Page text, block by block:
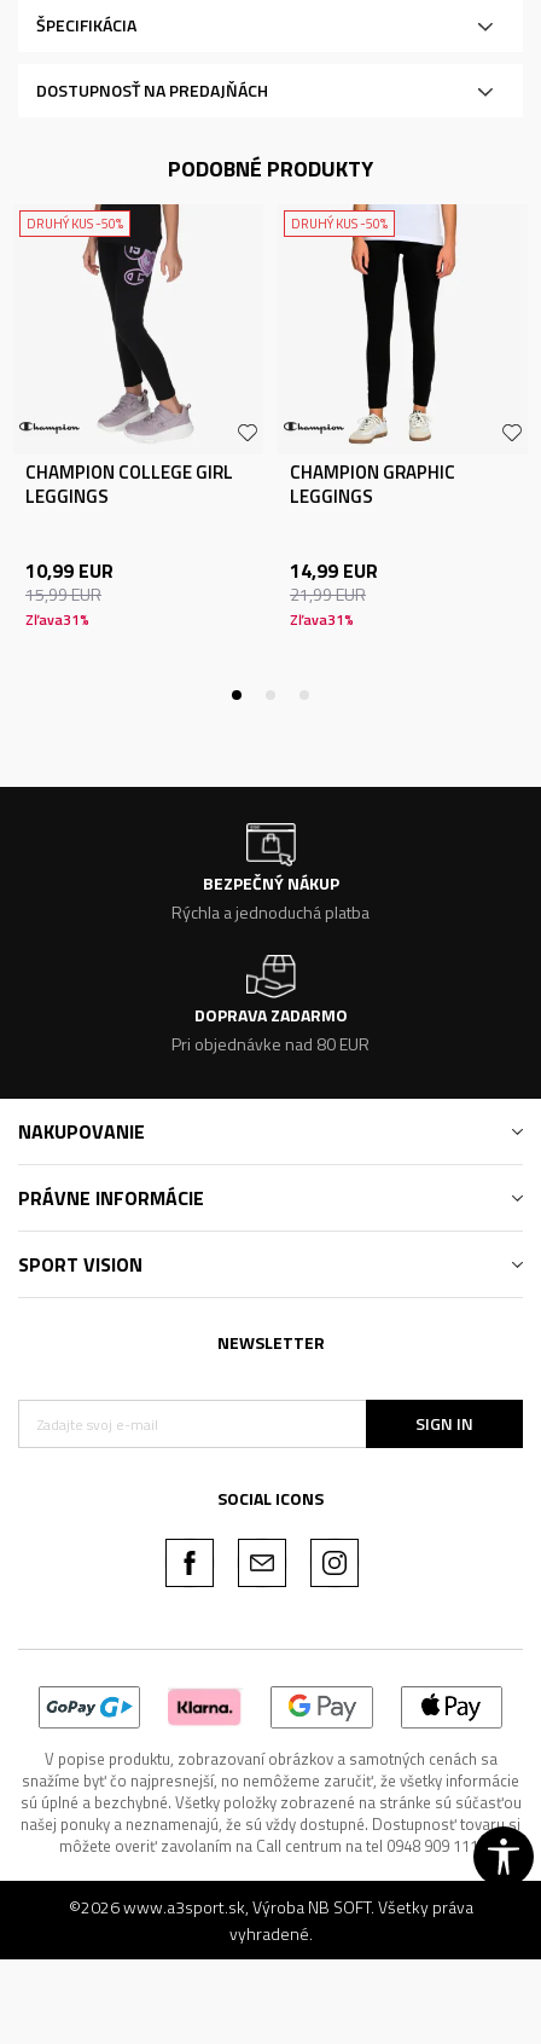
ŠPECIFIKÁCIA
DOSTUPNOSŤ NA PREDAJŇÁCH
PODOBNÉ PRODUKTY
DRUHÝ KUS -50%
CHAMPION COLLEGE GIRL
LEGGINGS
10,99 EUR
15,99EUR
Zľava31%
DRUHÝ KUS -50%
CHAMPION GRAPHIC
LEGGINGS
14,99 EUR
21,99EUR
Zľava31%
BEZPEČNÝ NÁKUP
Rýchla a jednoduchá platba
DOPRAVA ZADARMO
Pri objednávke nad 80 EUR
NAKUPOVANIE
PRÁVNE INFORMÁCIE
SPORT VISION
NEWSLETTER
SIGN IN
SOCIAL ICONS
V popise produktu, zobrazovaní obrázkov a samotných cenách sa
snažíme byť čo najpresnejší, no nemôžeme zaručiť, že všetky informácie
sú úplné a bezchybné. Všetky položky zobrazené na stránke sú súčasťou
našej ponuky a neznamenajú, že sú vždy dostupné. Dostupnosť tovaru si
môžete overiť zavolaním na Call centrum na tel 0948 909 111.
©2026www.a3sport.sk, VýrobaNB SOFT. Všetky práva
vyhradené.